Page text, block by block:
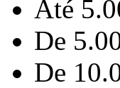
Até
De
De